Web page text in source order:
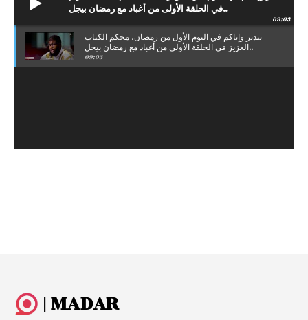
في الحلقة الأولى من أغباد مع رمضان بيجل..
09:03
نتدبر وإياكم في اليوم الأول من رمضان، محكم الكتاب
العزيز في الحلقة الأولى من أغباد مع رمضان بيجل..
09:03
| MADAR